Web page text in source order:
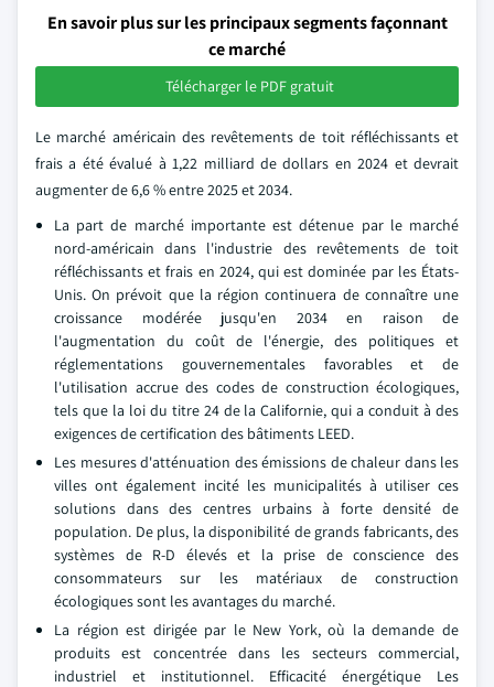
En savoir plus sur les principaux segments façonnant
ce marché
Télécharger le PDF gratuit
Le marché américain des revêtements de toit réfléchissants et
frais a été évalué à 1,22 milliard de dollars en 2024 et devrait
augmenter de 6,6 % entre 2025 et 2034.
La part de marché importante est détenue par le marché
nord-américain dans l'industrie des revêtements de toit
réfléchissants et frais en 2024, qui est dominée par les États-
Unis. On prévoit que la région continuera de connaître une
croissance modérée jusqu'en 2034 en raison de
l'augmentation du coût de l'énergie, des politiques et
réglementations gouvernementales favorables et de
l'utilisation accrue des codes de construction écologiques,
tels que la loi du titre 24 de la Californie, qui a conduit à des
exigences de certification des bâtiments LEED.
Les mesures d'atténuation des émissions de chaleur dans les
villes ont également incité les municipalités à utiliser ces
solutions dans des centres urbains à forte densité de
population. De plus, la disponibilité de grands fabricants, des
systèmes de R-D élevés et la prise de conscience des
consommateurs sur les matériaux de construction
écologiques sont les avantages du marché.
La région est dirigée par le New York, où la demande de
produits est concentrée dans les secteurs commercial,
industriel et institutionnel. Efficacité énergétique Les